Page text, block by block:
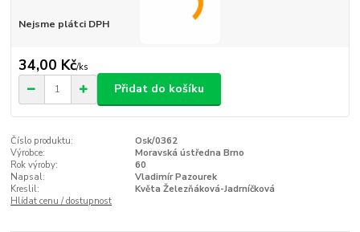
Nejsme plátci DPH
34,00 Kč/ks
Přidat do košíku
Číslo produktu:
Osk/0362
Výrobce:
Moravská ústředna Brno
Rok výroby:
60
Napsal:
Vladimír Pazourek
Kreslil:
Květa Železňáková-Jadrníčková
Hlídat cenu / dostupnost